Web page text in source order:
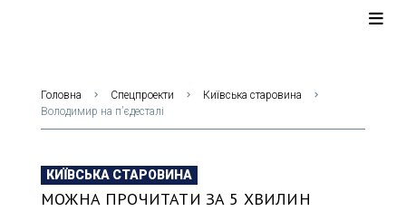
Головна Спецпроекти
Київська старовина
Володимир на пʼєдесталі
КИЇВСЬКА СТАРОВИНА
МОЖНА ПРОЧИТАТИ ЗА 5 ХВИЛИН